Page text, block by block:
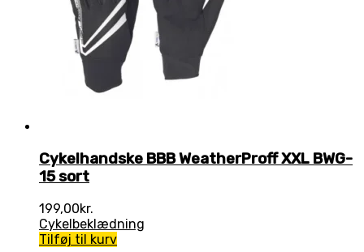
Cykelhandske BBB WeatherProff XXL BWG-
15 sort
199,00kr.
Cykelbeklædning
Tilføj til kurv